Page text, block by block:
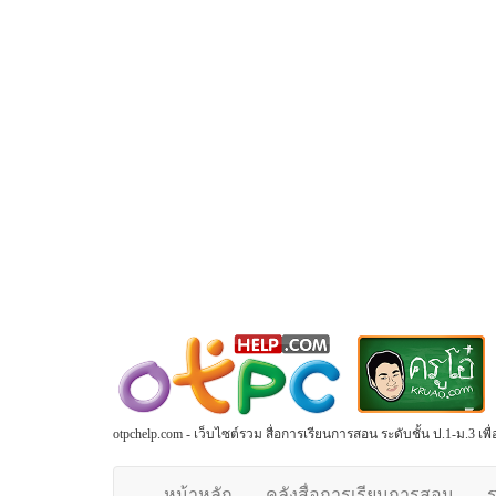
otpchelp.com - เว็บไซต์รวม สื่อการเรียนการสอน ระดับชั้น ป.1-ม.3 เ